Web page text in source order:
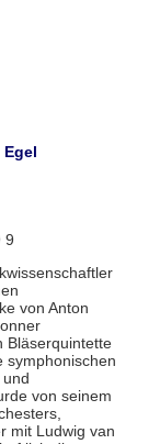
9
von Anton
Bläserquintette
symphonischen
von seinem
mit Ludwig van